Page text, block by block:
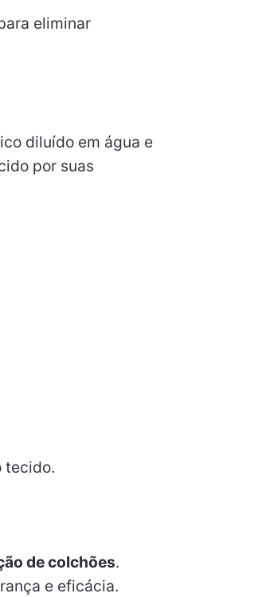
eliminar
diluído em água e
por suas
tecido.
de colchões.
e eficácia.